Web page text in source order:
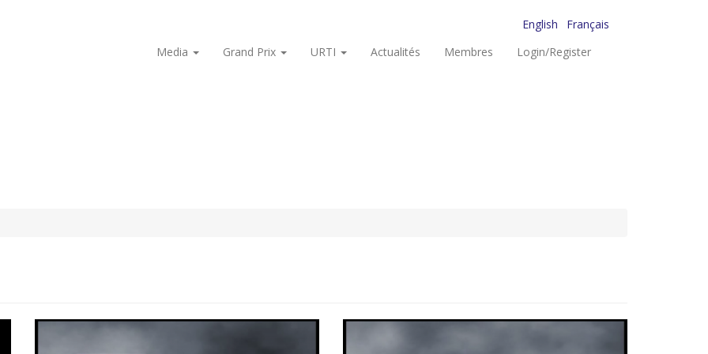
English
Français
Media
Grand Prix URTI Actualités Membres Login/Register